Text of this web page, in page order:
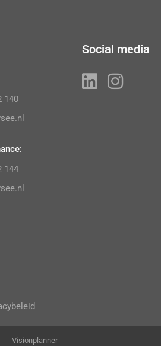
140
144
Social media
Visionplanner